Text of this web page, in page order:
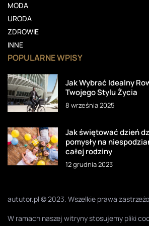
MODA
URODA
ZDROWIE
INNE
POPULARNE WPISY
Jak Wybrać Idealny
Twojego Stylu Życia
8 września 2025
Jak świętować dzień
pomysły na
całej rodziny
12 grudnia 2023
aututor.pl © 2023. Wszelkie prawa
W ramach naszej witryny stosujemy pliki